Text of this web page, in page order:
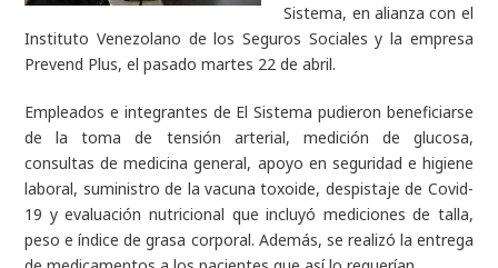
Sistema, en alianza con el
Instituto Venezolano de los Seguros Sociales y la empresa
Prevend Plus, el pasado martes 22 de abril.
Empleados e integrantes de El Sistema pudieron beneficiarse
de la toma de tensión arterial, medición de glucosa,
consultas de medicina general, apoyo en seguridad e higiene
laboral, suministro de la vacuna toxoide, despistaje de Covid-
19 y evaluación nutricional que incluyó mediciones de talla,
peso e índice de grasa corporal. Además, se realizó la entrega